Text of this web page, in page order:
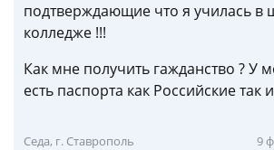
подтверждающие что я училась в
колледже !!!
Как мне получить гажданство ? У
есть паспорта как Российские так
Седа, г. Ставрополь 9